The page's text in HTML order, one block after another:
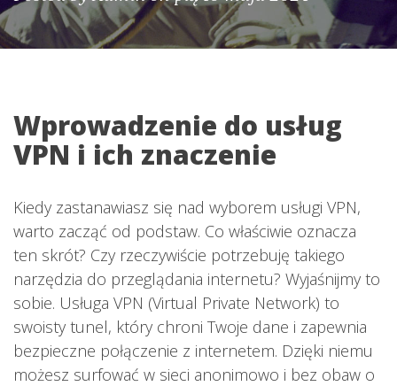
Wprowadzenie do usług
VPN i ich znaczenie
Kiedy zastanawiasz się nad wyborem usługi VPN,
warto zacząć od podstaw. Co właściwie oznacza
ten skrót? Czy rzeczywiście potrzebuję takiego
narzędzia do przeglądania internetu? Wyjaśnijmy to
sobie. Usługa VPN (Virtual Private Network) to
swoisty tunel, który chroni Twoje dane i zapewnia
bezpieczne połączenie z internetem. Dzięki niemu
możesz surfować w sieci anonimowo i bez obaw o